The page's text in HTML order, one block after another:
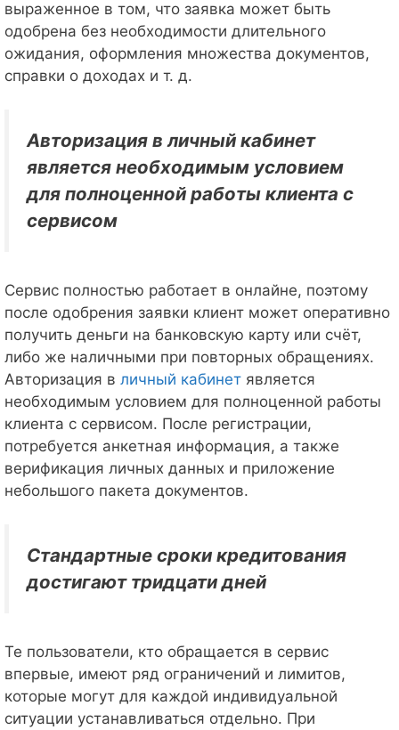
выраженное в том, что заявка может быть
одобрена без необходимости длительного
ожидания, оформления множества документов,
справки о доходах и т. д.
Авторизация в личный кабинет
является необходимым условием
для полноценной работы клиента с
сервисом
Сервис полностью работает в онлайне, поэтому
после одобрения заявки клиент может оперативно
получить деньги на банковскую карту или счёт,
либо же наличными при повторных обращениях.
Авторизация в личный кабинет является
необходимым условием для полноценной работы
клиента с сервисом. После регистрации,
потребуется анкетная информация, а также
верификация личных данных и приложение
небольшого пакета документов.
Стандартные сроки кредитования
достигают тридцати дней
Те пользователи, кто обращается в сервис
впервые, имеют ряд ограничений и лимитов,
которые могут для каждой индивидуальной
ситуации устанавливаться отдельно. При